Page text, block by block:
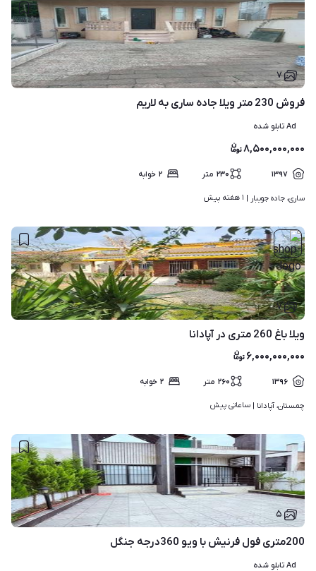
۷
فروش 230 متر ویلا جاده ساری به لاریم
Ad تابلو شده
۸,۵۰۰,۰۰۰,۰۰۰
۱۳۹۷ ۲۳۰ متر ۲ خوابه
ساری، جاده جویبار | ۱ هفته پیش
۷
ویلا باغ 260 متری در آپادانا
۶,۰۰۰,۰۰۰,۰۰۰
۱۳۹۶ ۲۶۰ متر ۲ خوابه
چمستان، آپادانا | ساعاتی پیش
۵
200متری فول فرنیش با ویو 360درجه جنگل
Ad تابلو شده